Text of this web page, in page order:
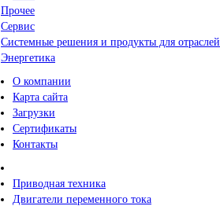
Прочее
Сервис
Системные решения и продукты для отраслей
Энергетика
О компании
Карта сайта
Загрузки
Сертификаты
Контакты
Приводная техника
Двигатели переменного тока